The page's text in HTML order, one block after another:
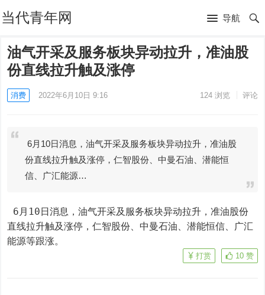
当代青年网 导航
油气开采及服务板块异动拉升，准油股
份直线拉升触及涨停
消费 2022年6月10日 9:16 124浏览 评论
6月10日消息，油气开采及服务板块异动拉升，准油股
份直线拉升触及涨停，仁智股份、中曼石油、潜能恒
信、广汇能源…
6月10日消息，油气开采及服务板块异动拉升，准油股份
直线拉升触及涨停，仁智股份、中曼石油、潜能恒信、广汇
能源等跟涨。
10 赞
打赏